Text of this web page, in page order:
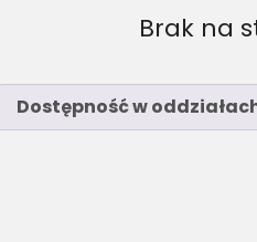
Brak na
Dostępność w